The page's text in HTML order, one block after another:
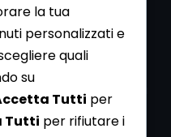
di archeologia realizzata
alla nostra
la tua
personalizzati e
quali
su
Tutti per
Tutti per rifiutare i